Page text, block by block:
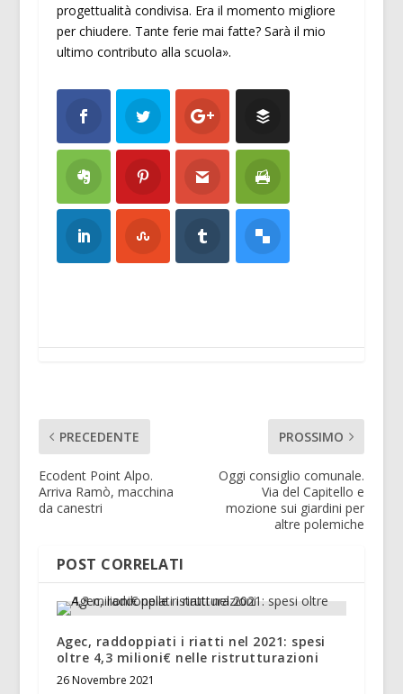
progettualità condivisa. Era il momento migliore
per chiudere. Tante ferie mai fatte? Sarà il mio
ultimo contributo alla scuola».
PRECEDENTE
Ecodent Point Alpo.
Arriva Ramò, macchina
da canestri
PROSSIMO
Oggi consiglio comunale.
Via del Capitello e
mozione sui giardini per
altre polemiche
POST CORRELATI
Agec, raddoppiati i riatti nel 2021: spesi
oltre 4,3 milioni€ nelle ristrutturazioni
26 Novembre 2021